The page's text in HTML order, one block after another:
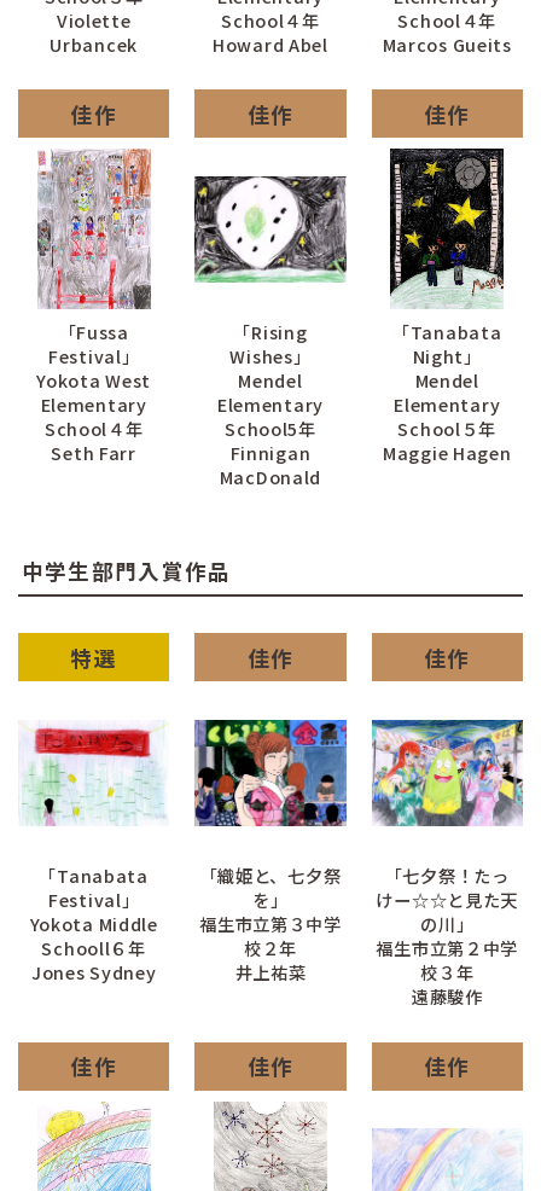
Violette
Urbancek
School４年
Howard Abel
School４年
Marcos Gueits
佳作
「Fussa
Festival」
Yokota West
Elementary
School４年
Seth Farr
佳作
「Rising
Wishes」
Mendel
Elementary
School5年
Finnigan
MacDonald
佳作
「Tanabata
Night」
Mendel
Elementary
School５年
Maggie Hagen
中学生部門入賞作品
特選
「Tanabata
Festival」
Yokota Middle
Schooll６年
Jones Sydney
佳作
「織姫と、七夕祭
を」
福生市立第３中学
校２年
井上祐菜
佳作
「七夕祭！たっ
けー☆☆と見た天
の川」
福生市立第２中学
校３年
遠藤駿作
佳作 佳作 佳作